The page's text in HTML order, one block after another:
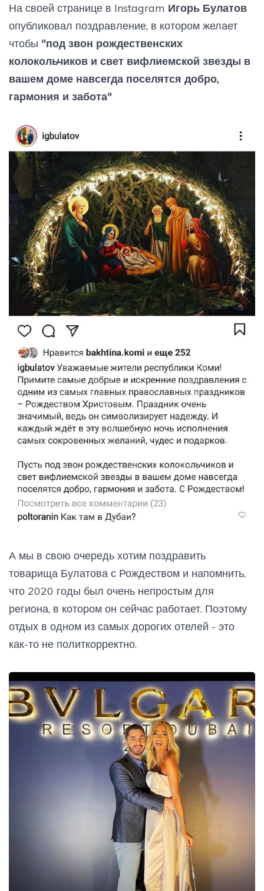
На своей странице в Instagram Игорь Булатов
опубликовал поздравление, в котором желает
чтобы "под звон рождественских
колокольчиков и свет вифлиемской звезды в
вашем доме навсегда поселятся добро,
гармония и забота"
А мы в свою очередь хотим поздравить
товарища Булатова с Рождеством и напомнить,
что 2020 годы был очень непростым для
региона, в котором он сейчас работает. Поэтому
отдых в одном из самых дорогих отелей - это
как-то не политкорректно.